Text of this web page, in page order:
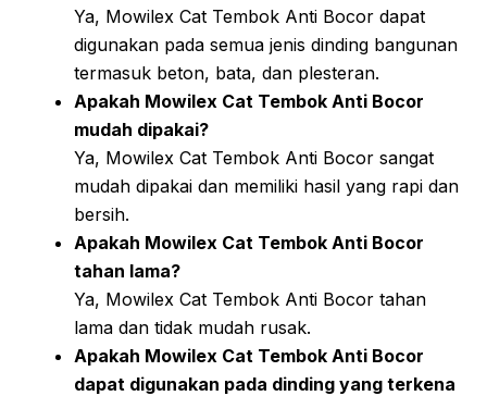
Ya, Mowilex Cat Tembok Anti Bocor dapat
digunakan pada semua jenis dinding bangunan
termasuk beton, bata, dan plesteran.
Apakah Mowilex Cat Tembok Anti Bocor
mudah dipakai?
Ya, Mowilex Cat Tembok Anti Bocor sangat
mudah dipakai dan memiliki hasil yang rapi dan
bersih.
Apakah Mowilex Cat Tembok Anti Bocor
tahan lama?
Ya, Mowilex Cat Tembok Anti Bocor tahan
lama dan tidak mudah rusak.
Apakah Mowilex Cat Tembok Anti Bocor
dapat digunakan pada dinding yang terkena